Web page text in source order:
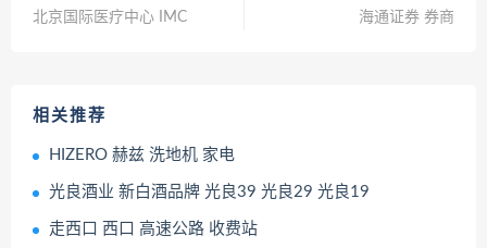
北京国际医疗中心 IMC
海通证券 券商
相关推荐
HIZERO 赫兹 洗地机 家电
光良酒业 新白酒品牌 光良39 光良29 光良19
走西口 西口 高速公路 收费站